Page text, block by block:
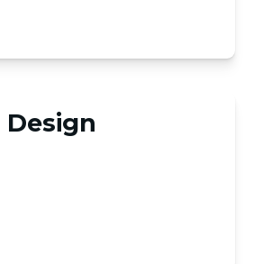
Design